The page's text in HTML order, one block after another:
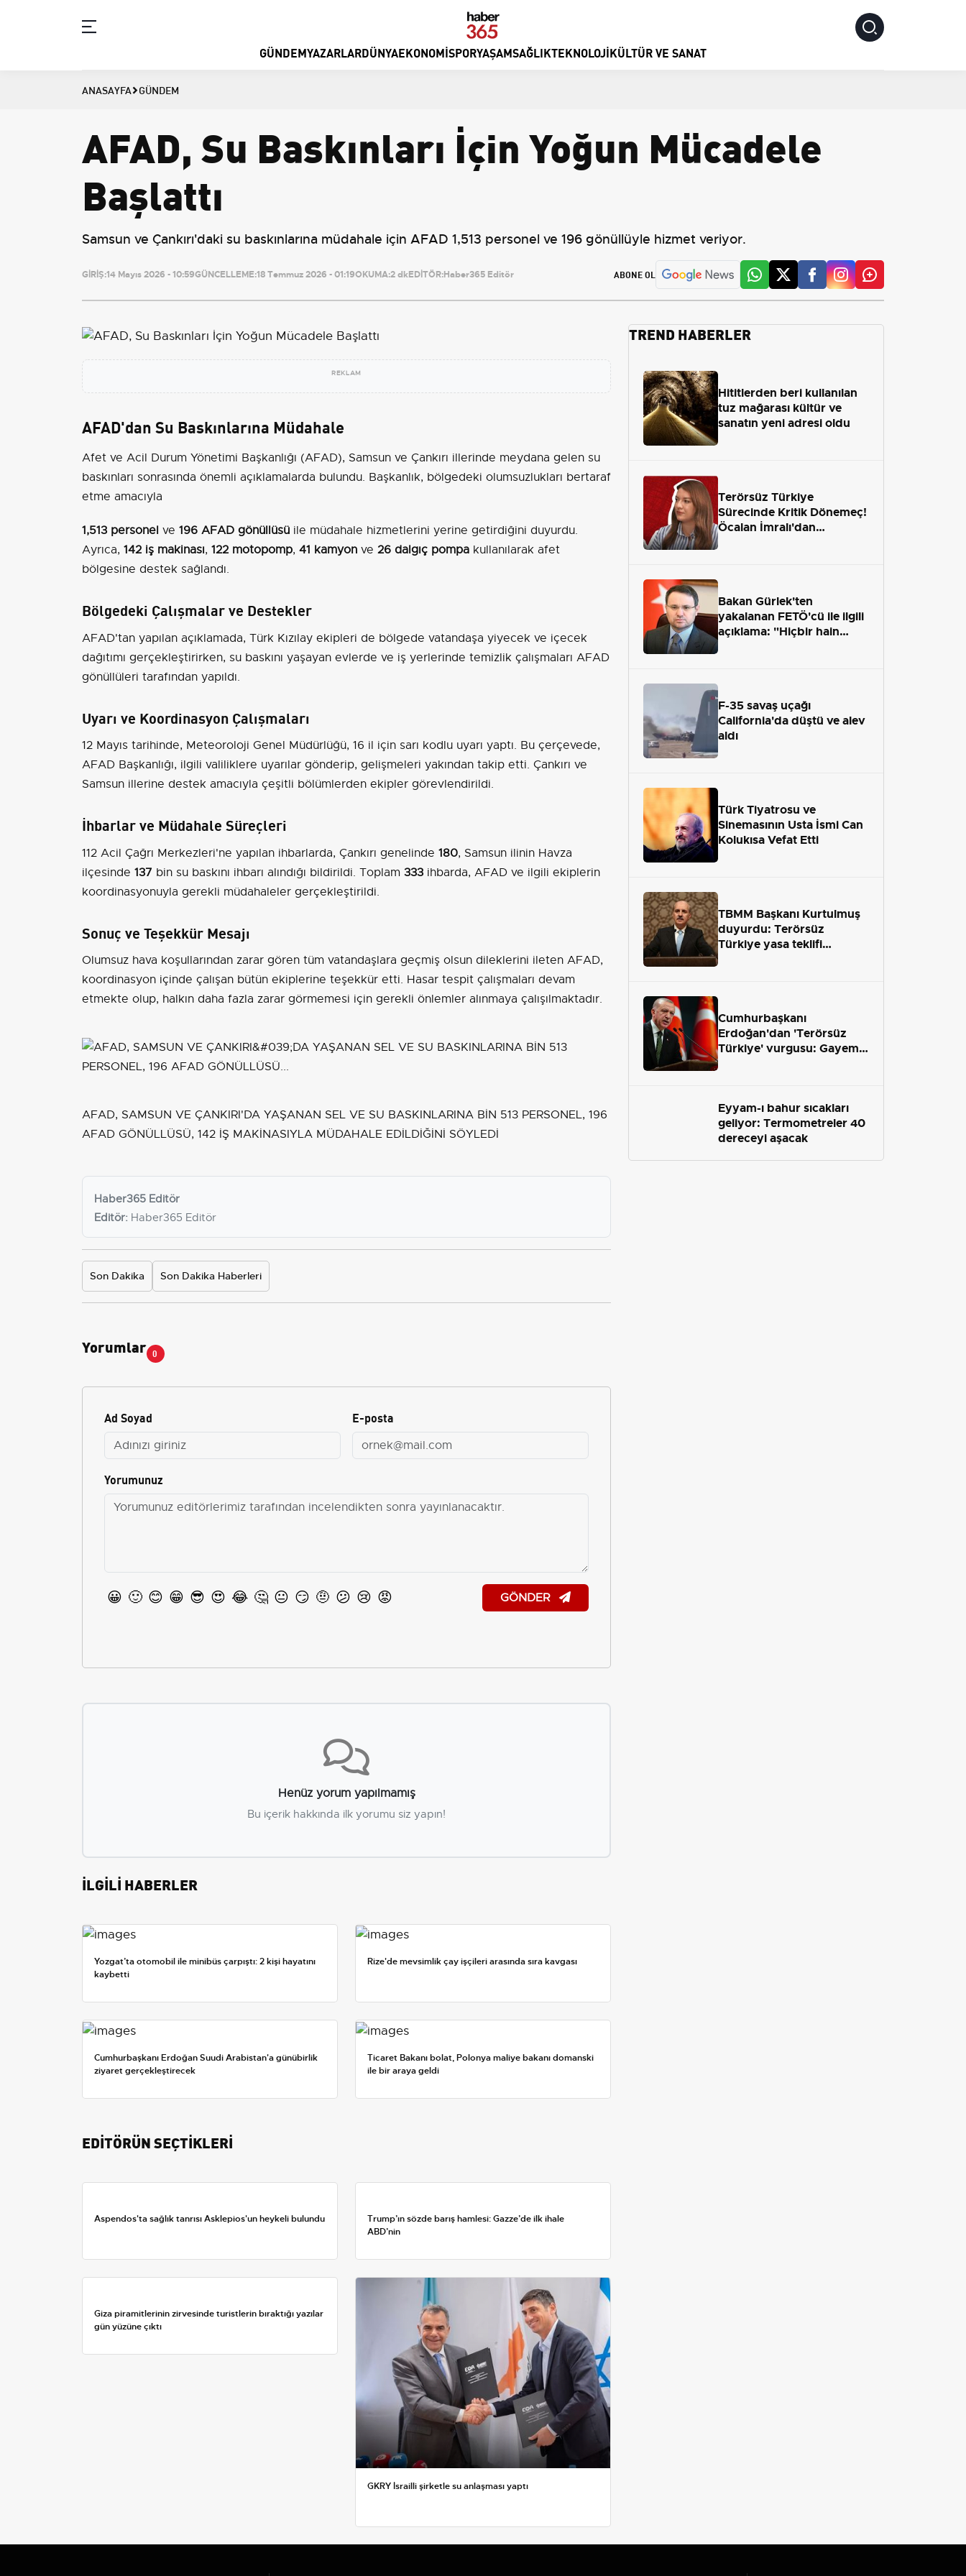
GÜNDEMYAZARLARDÜNYAEKONOMISPORYAŞAMSAĞLIKTEKNOLOJIKÜLTÜR VE SANAT
ANASAYFA GÜNDEM
AFAD, Su Baskınları İçin Yoğun Mücadele
Başlattı
Samsun ve Çankırı'daki su baskınlarına müdahale için AFAD 1,513 personel ve 196 gönüllüyle hizmet veriyor.
GİRİŞ:14 Mayıs 2026 - 10:59GÜNCELLEME:18 Temmuz 2026 - 01:19OKUMA:2 dkEDİTÖR:Haber365 Editör ABONE OL
REKLAM
AFAD'dan Su Baskınlarına Müdahale
Afet ve Acil Durum Yönetimi Başkanlığı (AFAD), Samsun ve Çankırı illerinde meydana gelen su
baskınları sonrasında önemli açıklamalarda bulundu. Başkanlık, bölgedeki olumsuzlukları bertaraf
etme amacıyla
1,513 personel ve 196 AFAD gönüllüsü ile müdahale hizmetlerini yerine getirdiğini duyurdu.
Ayrıca, 142 iş makinası, 122 motopomp, 41 kamyon ve 26 dalgıç pompa kullanılarak afet
bölgesine destek sağlandı.
Bölgedeki Çalışmalar ve Destekler
AFAD'tan yapılan açıklamada, Türk Kızılay ekipleri de bölgede vatandaşa yiyecek ve içecek
dağıtımı gerçekleştirirken, su baskını yaşayan evlerde ve iş yerlerinde temizlik çalışmaları AFAD
gönüllüleri tarafından yapıldı.
Uyarı ve Koordinasyon Çalışmaları
12 Mayıs tarihinde, Meteoroloji Genel Müdürlüğü, 16 il için sarı kodlu uyarı yaptı. Bu çerçevede,
AFAD Başkanlığı, ilgili valiliklere uyarılar gönderip, gelişmeleri yakından takip etti. Çankırı ve
Samsun illerine destek amacıyla çeşitli bölümlerden ekipler görevlendirildi.
İhbarlar ve Müdahale Süreçleri
112 Acil Çağrı Merkezleri'ne yapılan ihbarlarda, Çankırı genelinde 180, Samsun ilinin Havza
ilçesinde 137 bin su baskını ihbarı alındığı bildirildi. Toplam 333 ihbarda, AFAD ve ilgili ekiplerin
koordinasyonuyla gerekli müdahaleler gerçekleştirildi.
Sonuç ve Teşekkür Mesajı
Olumsuz hava koşullarından zarar gören tüm vatandaşlara geçmiş olsun dileklerini ileten AFAD,
koordinasyon içinde çalışan bütün ekiplerine teşekkür etti. Hasar tespit çalışmaları devam
etmekte olup, halkın daha fazla zarar görmemesi için gerekli önlemler alınmaya çalışılmaktadır.
AFAD, SAMSUN VE ÇANKIRI'DA YAŞANAN SEL VE SU BASKINLARINA BİN 513 PERSONEL, 196
AFAD GÖNÜLLÜSÜ, 142 İŞ MAKİNASIYLA MÜDAHALE EDİLDİĞİNİ SÖYLEDİ
Haber365 Editör
Editör: Haber365 Editör
Son Dakika Son Dakika Haberleri
Yorumlar 0
Ad Soyad E-posta
Yorumunuz
😀 🙂 😊 😁 😎 😍 😂 🤔 😐 😏 🤨 😕 😢 😡 GÖNDER
Henüz yorum yapılmamış
Bu içerik hakkında ilk yorumu siz yapın!
İLGİLİ HABERLER
Yozgat’ta otomobil ile minibüs çarpıştı: 2 kişi hayatını
kaybetti
Rize'de mevsimlik çay işçileri arasında sıra kavgası
Cumhurbaşkanı Erdoğan Suudi Arabistan'a günübirlik
ziyaret gerçekleştirecek
Ticaret Bakanı bolat, Polonya maliye bakanı domanski
ile bir araya geldi
EDİTÖRÜN SEÇTİKLERİ
Aspendos'ta sağlık tanrısı Asklepios'un heykeli bulundu
Trump’ın sözde barış hamlesi: Gazze’de ilk ihale
ABD’nin
Giza piramitlerinin zirvesinde turistlerin bıraktığı yazılar
gün yüzüne çıktı
GKRY İsrailli şirketle su anlaşması yaptı
TREND HABERLER
Hititlerden beri kullanılan
tuz mağarası kültür ve
sanatın yeni adresi oldu
Terörsüz Türkiye
Sürecinde Kritik Dönemeç!
Öcalan İmralı'dan
Bakan Gürlek'ten
yakalanan FETÖ'cü ile ilgili
açıklama: "Hiçbir hain
F-35 savaş uçağı
California'da düştü ve alev
aldı
Türk Tiyatrosu ve
Sinemasının Usta İsmi Can
Kolukısa Vefat Etti
TBMM Başkanı Kurtulmuş
duyurdu: Terörsüz
Türkiye yasa teklifi
Cumhurbaşkanı
Erdoğan'dan 'Terörsüz
Türkiye' vurgusu: Gayemiz
Eyyam-ı bahur sıcakları
geliyor: Termometreler 40
dereceyi aşacak